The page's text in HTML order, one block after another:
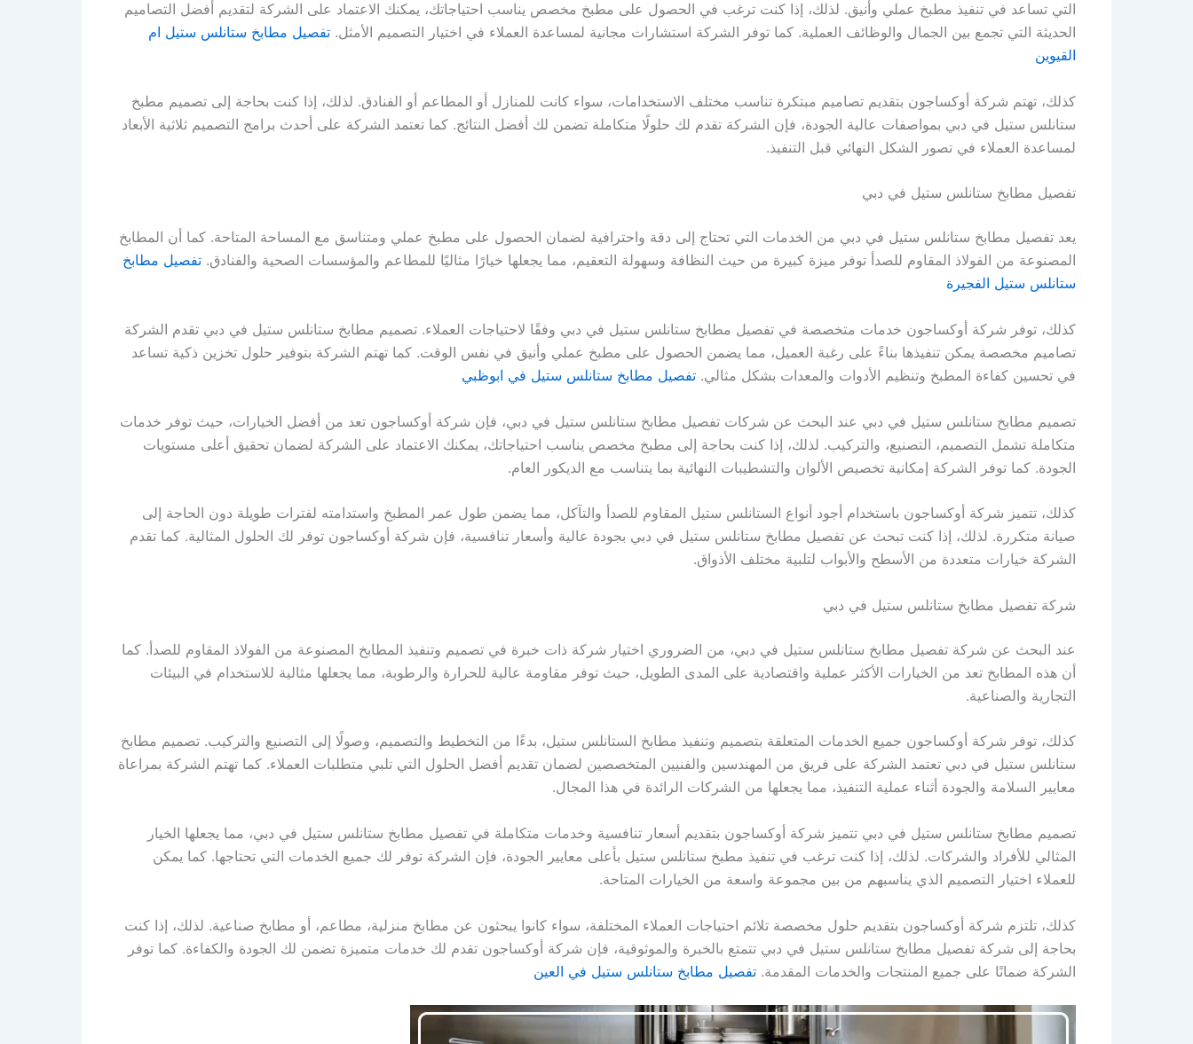
التي تساعد في تنفيذ مطبخ عملي وأنيق. لذلك، إذا كنت ترغب في الحصول على مطبخ مخصص يناسب احتياجاتك، يمكنك الاعتماد على الشركة لتقديم أفضل التصاميم
الحديثة التي تجمع بين الجمال والوظائف العملية. كما توفر الشركة استشارات مجانية لمساعدة العملاء في اختيار التصميم الأمثل. تفصيل مطابخ ستانلس ستيل ام
القيوين
كذلك، تهتم شركة أوكساجون بتقديم تصاميم مبتكرة تناسب مختلف الاستخدامات، سواء كانت للمنازل أو المطاعم أو الفنادق. لذلك، إذا كنت بحاجة إلى تصميم مطبخ
ستانلس ستيل في دبي بمواصفات عالية الجودة، فإن الشركة تقدم لك حلولًا متكاملة تضمن لك أفضل النتائج. كما تعتمد الشركة على أحدث برامج التصميم ثلاثية الأبعاد
لمساعدة العملاء في تصور الشكل النهائي قبل التنفيذ.
تفصيل مطابخ ستانلس ستيل في دبي
يعد تفصيل مطابخ ستانلس ستيل في دبي من الخدمات التي تحتاج إلى دقة واحترافية لضمان الحصول على مطبخ عملي ومتناسق مع المساحة المتاحة. كما أن المطابخ
المصنوعة من الفولاذ المقاوم للصدأ توفر ميزة كبيرة من حيث النظافة وسهولة التعقيم، مما يجعلها خيارًا مثاليًا للمطاعم والمؤسسات الصحية والفنادق. تفصيل مطابخ
ستانلس ستيل الفجيرة
كذلك، توفر شركة أوكساجون خدمات متخصصة في تفصيل مطابخ ستانلس ستيل في دبي وفقًا لاحتياجات العملاء. تصميم مطابخ ستانلس ستيل في دبي تقدم الشركة
تصاميم مخصصة يمكن تنفيذها بناءً على رغبة العميل، مما يضمن الحصول على مطبخ عملي وأنيق في نفس الوقت. كما تهتم الشركة بتوفير حلول تخزين ذكية تساعد
في تحسين كفاءة المطبخ وتنظيم الأدوات والمعدات بشكل مثالي. تفصيل مطابخ ستانلس ستيل في ابوظبي
تصميم مطابخ ستانلس ستيل في دبي عند البحث عن شركات تفصيل مطابخ ستانلس ستيل في دبي، فإن شركة أوكساجون تعد من أفضل الخيارات، حيث توفر خدمات
متكاملة تشمل التصميم، التصنيع، والتركيب. لذلك، إذا كنت بحاجة إلى مطبخ مخصص يناسب احتياجاتك، يمكنك الاعتماد على الشركة لضمان تحقيق أعلى مستويات
الجودة. كما توفر الشركة إمكانية تخصيص الألوان والتشطيبات النهائية بما يتناسب مع الديكور العام.
كذلك، تتميز شركة أوكساجون باستخدام أجود أنواع الستانلس ستيل المقاوم للصدأ والتآكل، مما يضمن طول عمر المطبخ واستدامته لفترات طويلة دون الحاجة إلى
صيانة متكررة. لذلك، إذا كنت تبحث عن تفصيل مطابخ ستانلس ستيل في دبي بجودة عالية وأسعار تنافسية، فإن شركة أوكساجون توفر لك الحلول المثالية. كما تقدم
الشركة خيارات متعددة من الأسطح والأبواب لتلبية مختلف الأذواق.
شركة تفصيل مطابخ ستانلس ستيل في دبي
عند البحث عن شركة تفصيل مطابخ ستانلس ستيل في دبي، من الضروري اختيار شركة ذات خبرة في تصميم وتنفيذ المطابخ المصنوعة من الفولاذ المقاوم للصدأ. كما
أن هذه المطابخ تعد من الخيارات الأكثر عملية واقتصادية على المدى الطويل، حيث توفر مقاومة عالية للحرارة والرطوبة، مما يجعلها مثالية للاستخدام في البيئات
التجارية والصناعية.
كذلك، توفر شركة أوكساجون جميع الخدمات المتعلقة بتصميم وتنفيذ مطابخ الستانلس ستيل، بدءًا من التخطيط والتصميم، وصولًا إلى التصنيع والتركيب. تصميم مطابخ
ستانلس ستيل في دبي تعتمد الشركة على فريق من المهندسين والفنيين المتخصصين لضمان تقديم أفضل الحلول التي تلبي متطلبات العملاء. كما تهتم الشركة بمراعاة
معايير السلامة والجودة أثناء عملية التنفيذ، مما يجعلها من الشركات الرائدة في هذا المجال.
تصميم مطابخ ستانلس ستيل في دبي تتميز شركة أوكساجون بتقديم أسعار تنافسية وخدمات متكاملة في تفصيل مطابخ ستانلس ستيل في دبي، مما يجعلها الخيار
المثالي للأفراد والشركات. لذلك، إذا كنت ترغب في تنفيذ مطبخ ستانلس ستيل بأعلى معايير الجودة، فإن الشركة توفر لك جميع الخدمات التي تحتاجها. كما يمكن
للعملاء اختيار التصميم الذي يناسبهم من بين مجموعة واسعة من الخيارات المتاحة.
كذلك، تلتزم شركة أوكساجون بتقديم حلول مخصصة تلائم احتياجات العملاء المختلفة، سواء كانوا يبحثون عن مطابخ منزلية، مطاعم، أو مطابخ صناعية. لذلك، إذا كنت
بحاجة إلى شركة تفصيل مطابخ ستانلس ستيل في دبي تتمتع بالخبرة والموثوقية، فإن شركة أوكساجون تقدم لك خدمات متميزة تضمن لك الجودة والكفاءة. كما توفر
الشركة ضمانًا على جميع المنتجات والخدمات المقدمة. تفصيل مطابخ ستانلس ستيل في العين